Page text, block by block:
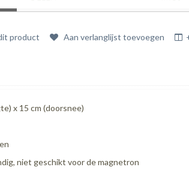
product Aan verlanglijst toevoegen
x 15 cm (doorsnee)
niet geschikt voor de magnetron